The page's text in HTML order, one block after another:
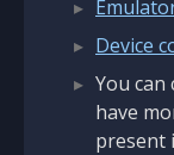
Device
You can
have
present